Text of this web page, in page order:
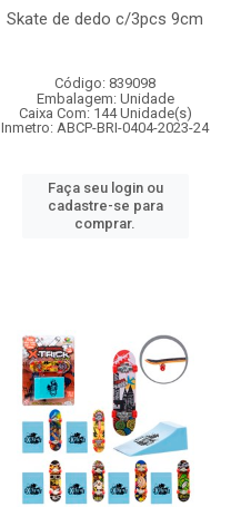
Skate de dedo c/3pcs 9cm
Código: 839098
Embalagem: Unidade
Caixa Com: 144 Unidade(s)
Inmetro: ABCP-BRI-0404-2023-24
Faça seu login ou
cadastre-se para
comprar.